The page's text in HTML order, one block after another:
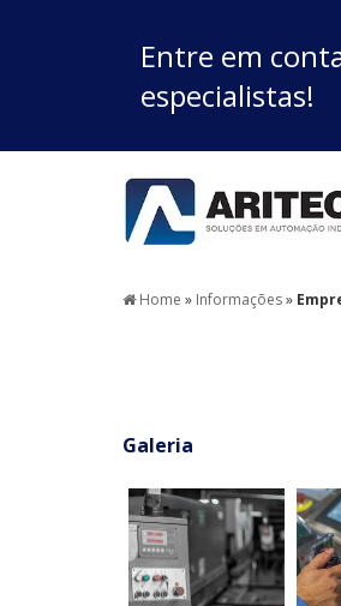
Entre em
especialistas!
Home » Informações»
Galeria